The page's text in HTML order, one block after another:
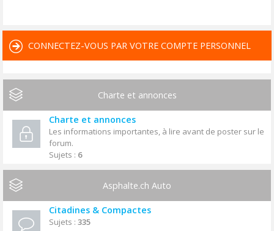
CONNECTEZ-VOUS PAR VOTRE COMPTE PERSONNEL
Charte et annonces
Charte et annonces
Les informations importantes, à lire avant de poster sur le
forum.
Sujets : 6
Asphalte.ch Auto
Citadines & Compactes
Sujets : 335